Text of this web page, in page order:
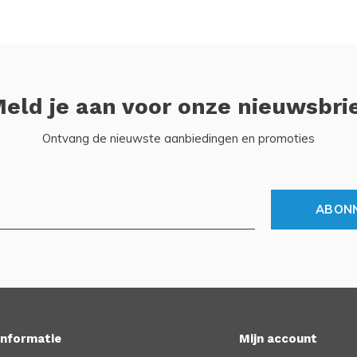
je aan voor onze
Ontvang de nieuwste aanbiedingen en promoties
Mijn account